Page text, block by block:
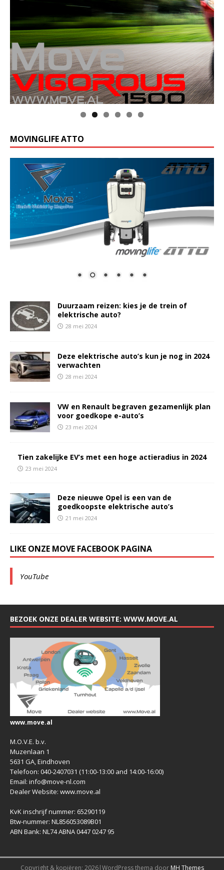
MOVINGLIFE ATTO
Duurzaam reizen: kies je de trein of
elektrische auto?
28 mei 2024
Deze elektrische auto’s kun je nog in 2024
verwachten
28 mei 2024
VW en Renault begraven gezamenlijk plan
voor goedkope e-auto’s
23 mei 2024
Tien zakelijke EV’s met een hoge actieradius in 2024
23 mei 2024
Deze nieuwe Opel is een van de
goedkoopste elektrische auto’s
21 mei 2024
LIKE ONZE MOVE FACEBOOK PAGINA
YouTube
BEZOEK ONZE DEALER WEBSITE: WWW.MOVE.AL
www.move.al
M.O.V.E. b.v.
Muzenlaan 1
5631 GA, Eindhoven
Telefoon: 040-2407031 (11:00-13:00 and 14:00-16:00)
Email: info@move-nl.com
Dealer Website: www.move.al
KvK inschrijf nummer: 65290119
Btw-nummer: NL856053089B01
ABN Bank: NL74 ABNA 0447 0247 95
Copyright & kopiëren; 2026|WordPress thema door MH Themes